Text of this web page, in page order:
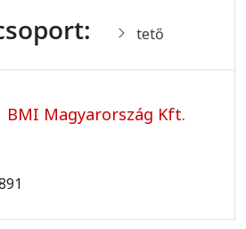
tető
BMI Magyarország Kft.